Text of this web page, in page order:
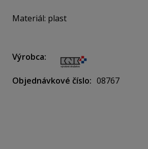
Materiál: plast
Rozmery (Š x H x V ): 45 x 45 x 25 mm
Výrobca
Objednávkové číslo 08767